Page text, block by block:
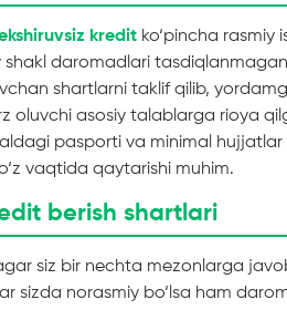
kredit ko‘pincha rasmiy
shakl daromadlari
shartlarni taklif qilib,
oluvchi asosiy talablarga rioya
pasporti va minimal hujjatlar
vaqtida qaytarishi muhim.
berish shartlari
siz bir nechta mezonlarga
sizda norasmiy bo‘lsa ham